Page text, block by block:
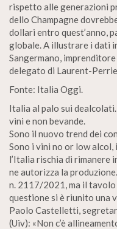
rispetto alle generazioni
dello Champagne
dollari entro quest’anno,
globale. A illustrare i dati
Sangermano,
delegato di Laurent-
Fonte: Italia Oggi.
Italia al palo sui
vini e non bevande.
Sono il nuovo trend dei
Sono i vini no or low alcol,
l’Italia rischia di rimanere
ne autorizza la
n. 2117/2021, ma il
questione si è riunito una
Paolo Castelletti,
(Uiv): «Non c’è